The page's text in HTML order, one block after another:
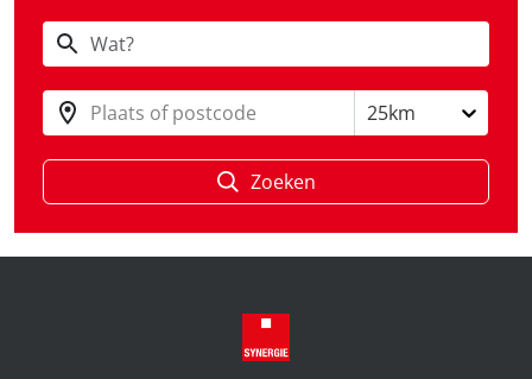
Plaats of postcode 25km
Zoeken